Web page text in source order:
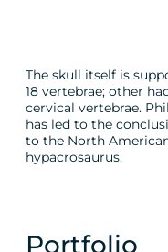
The skull itself is
18 vertebrae; other
cervical vertebrae.
has led to the
to the North
hypacrosaurus.
Portfolio